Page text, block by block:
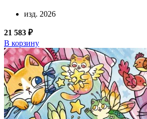
изд. 2026
21 583 ₽
В корзину